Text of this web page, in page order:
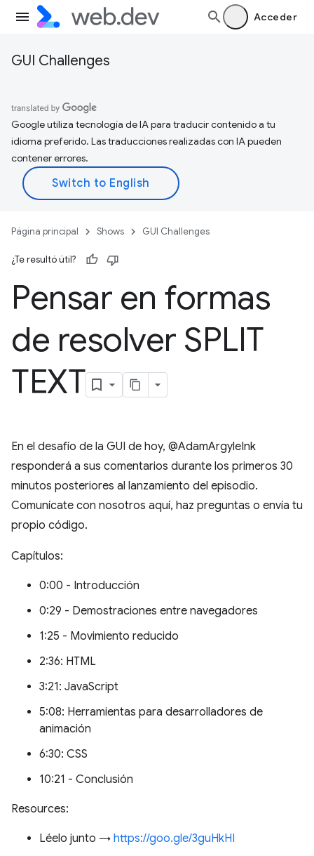
Acceder
GUI Challenges
Google utiliza tecnología de IA para traducir contenido a tu
idioma preferido. Las traducciones realizadas con IA pueden
contener errores.
Página principal Shows GUI Challenges
¿Te resultó útil?
Pensar en formas
de resolver SPLIT
TEXT
En el desafío de la GUI de hoy, @AdamArgyleInk
responderá a sus comentarios durante los primeros 30
minutos posteriores al lanzamiento del episodio.
Comunícate con nosotros aquí, haz preguntas o envía tu
propio código.
Capítulos:
0:00 - Introducción
0:29 - Demostraciones entre navegadores
1:25 - Movimiento reducido
2:36: HTML
3:21: JavaScript
5:08: Herramientas para desarrolladores de
animación
6:30: CSS
10:21 - Conclusión
Resources:
Léelo junto → https://goo.gle/3guHkHI